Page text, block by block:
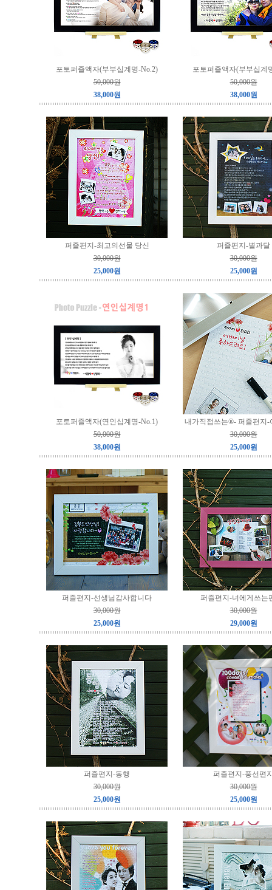
포토퍼즐액자(부부십계명-No.2)
50,000원
38,000원
포토퍼즐액자(부부십계
50,000원
38,000원
퍼즐편지-최고의선물 당신
30,000원
25,000원
퍼즐편지-별과달
30,000원
25,000원
포토퍼즐액자(연인십계명-No.1)
50,000원
38,000원
내가직접쓰는®- 퍼즐편지-
30,000원
25,000원
퍼즐편지-선생님감사합니다
30,000원
25,000원
퍼즐편지-너에게쓰는
30,000원
29,000원
퍼즐편지-동행
30,000원
25,000원
퍼즐편지-풍선편
30,000원
25,000원